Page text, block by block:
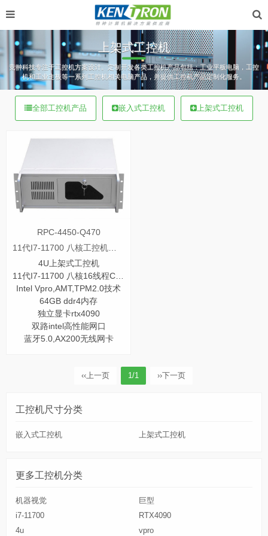
上架式工控机
竞翀科技专注于工控机方案设计。定制开发各类工控机产品包括：工业平板电脑，工控
机和工业主板等一系列工控机相关电脑产品，并提供工控机产品定制化服务。
全部工控机产品 嵌入式工控机 上架式工控机
RPC-4450-Q470
4U上架式工控机
11代I7-11700 八核16线程CPU
Intel Vpro,AMT,TPM2.0技术
64GB ddr4内存
独立显卡rtx4090
双路intel高性能网口
蓝牙5.0,AX200无线网卡
‹‹上一页 1/1 ››下一页
工控机尺寸分类
嵌入式工控机 上架式工控机
更多工控机分类
机器视觉
巨型
i7-11700
RTX4090
4u
vpro